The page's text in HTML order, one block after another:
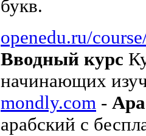
букв.
openedu.ru/
Вводный курс
начинающих
mondly.com -
арабский с